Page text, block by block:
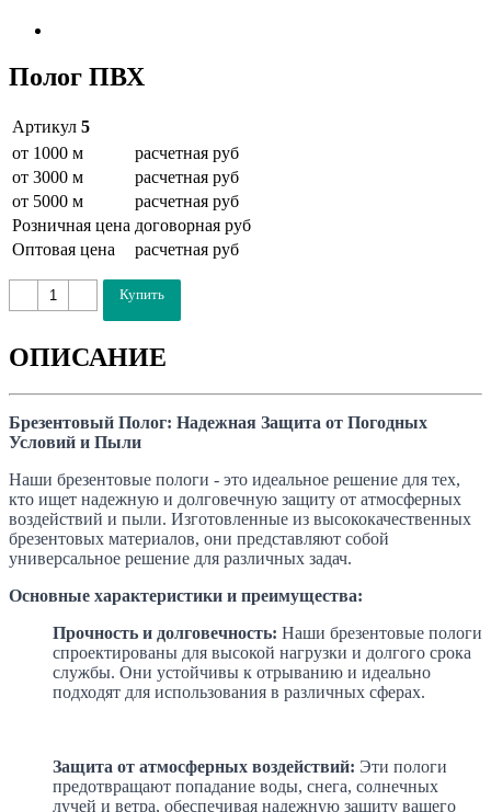
Полог ПВХ
Артикул 5
от 1000 м
расчетная pуб
от 3000 м
расчетная pуб
от 5000 м
расчетная pуб
Розничная цена договорная pуб
Оптовая цена
расчетная pуб
Купить
ОПИСАНИЕ
Брезентовый Полог: Надежная Защита от Погодных
Условий и Пыли
Наши брезентовые пологи - это идеальное решение для тех,
кто ищет надежную и долговечную защиту от атмосферных
воздействий и пыли. Изготовленные из высококачественных
брезентовых материалов, они представляют собой
универсальное решение для различных задач.
Основные характеристики и преимущества:
Прочность и долговечность: Наши брезентовые пологи
спроектированы для высокой нагрузки и долгого срока
службы. Они устойчивы к отрыванию и идеально
подходят для использования в различных сферах.
Защита от атмосферных воздействий: Эти пологи
предотвращают попадание воды, снега, солнечных
лучей и ветра, обеспечивая надежную защиту вашего